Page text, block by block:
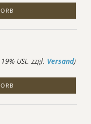
USt. zzgl. Versand)